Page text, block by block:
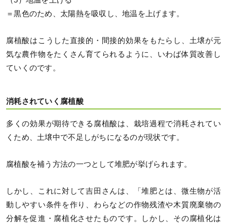
＝黒色のため、太陽熱を吸収し、地温を上げます。
腐植酸はこうした直接的・間接的効果をもたらし、土壌が元
気な農作物をたくさん育てられるように、いわば体質改善し
ていくのです。
消耗されていく腐植酸
多くの効果が期待できる腐植酸は、栽培過程で消耗されてい
くため、土壌中で不足しがちになるのが現状です。
腐植酸を補う方法の一つとして堆肥が挙げられます。
しかし、これに対して吉田さんは、「堆肥とは、微生物が活
動しやすい条件を作り、わらなどの作物残渣や木質廃棄物の
分解を促進・腐植化させたものです。しかし、その腐植化は